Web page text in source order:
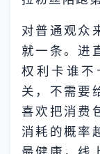
对普通观众
就一条。进
权利卡谁不
关，不需要
喜欢把消费
消耗的概率